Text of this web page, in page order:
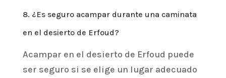
8. ¿Es seguro acampar durante una caminata
en el desierto de Erfoud?
Acampar en el desierto de Erfoud puede
ser seguro si se elige un lugar adecuado